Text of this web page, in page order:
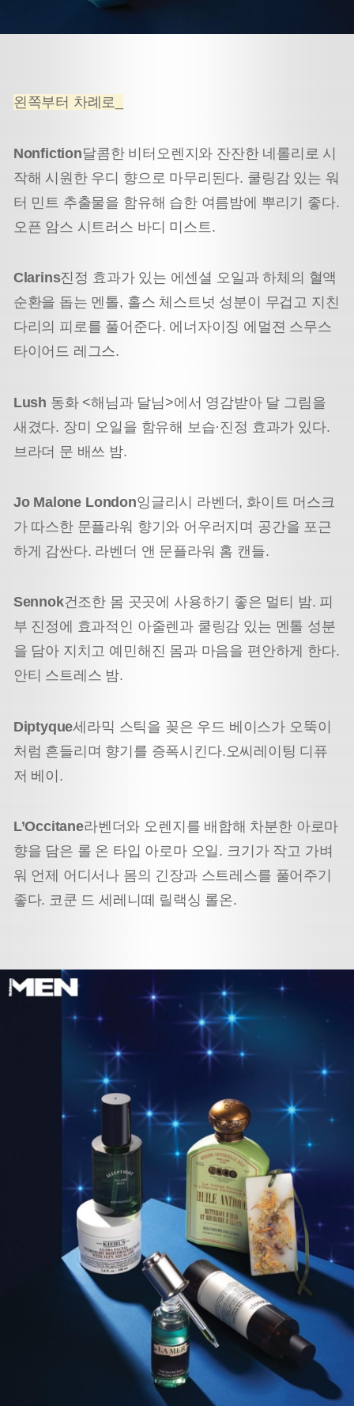
왼쪽부터 차례로_
Nonfiction달콤한 비터오렌지와 잔잔한 네롤리로 시
작해 시원한 우디 향으로 마무리된다. 쿨링감 있는 워
터 민트 추출물을 함유해 습한 여름밤에 뿌리기 좋다.
오픈 암스 시트러스 바디 미스트.
Clarins진정 효과가 있는 에센셜 오일과 하체의 혈액
순환을 돕는 멘톨, 홀스 체스트넛 성분이 무겁고 지친
다리의 피로를 풀어준다. 에너자이징 에멀젼 스무스
타이어드 레그스.
Lush 동화 <해님과 달님>에서 영감받아 달 그림을
새겼다. 장미 오일을 함유해 보습·진정 효과가 있다.
브라더 문 배쓰 밤.
Jo Malone London잉글리시 라벤더, 화이트 머스크
가 따스한 문플라워 향기와 어우러지며 공간을 포근
하게 감싼다. 라벤더 앤 문플라워 홈 캔들.
Sennok건조한 몸 곳곳에 사용하기 좋은 멀티 밤. 피
부 진정에 효과적인 아줄렌과 쿨링감 있는 멘톨 성분
을 담아 지치고 예민해진 몸과 마음을 편안하게 한다.
안티 스트레스 밤.
Diptyque세라믹 스틱을 꽂은 우드 베이스가 오뚝이
처럼 흔들리며 향기를 증폭시킨다. 오씨레이팅 디퓨
저 베이.
L’Occitane라벤더와 오렌지를 배합해 차분한 아로마
향을 담은 롤 온 타입 아로마 오일. 크기가 작고 가벼
워 언제 어디서나 몸의 긴장과 스트레스를 풀어주기
좋다. 코쿤 드 세레니떼 릴랙싱 롤온.